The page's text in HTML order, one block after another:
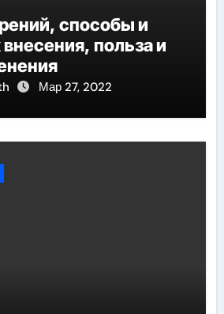
способы и
внесения, польза и
Мар 27, 2022